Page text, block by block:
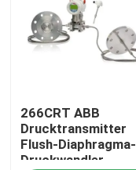
266CRT ABB
Drucktransmitter
Flush-Diaphragma-
Druckwandler